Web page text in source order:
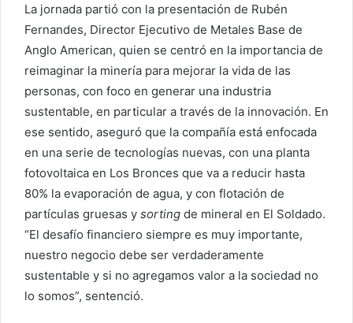
La jornada partió con la presentación de Rubén
Fernandes, Director Ejecutivo de Metales Base de
Anglo American, quien se centró en la importancia de
reimaginar la minería para mejorar la vida de las
personas, con foco en generar una industria
sustentable, en particular a través de la innovación. En
ese sentido, aseguró que la compañía está enfocada
en una serie de tecnologías nuevas, con una planta
fotovoltaica en Los Bronces que va a reducir hasta
80% la evaporación de agua, y con flotación de
partículas gruesas y sorting de mineral en El Soldado.
“El desafío financiero siempre es muy importante,
nuestro negocio debe ser verdaderamente
sustentable y si no agregamos valor a la sociedad no
lo somos”, sentenció.